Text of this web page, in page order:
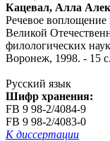
Кацевал, Алла
Речевое воплощение
Великой
филологических
Воронеж, 1998. - 15 с.
Русский язык
Шифр хранения:
FB 9 98-2/4084-9
FB 9 98-2/4083-0
К диссертации